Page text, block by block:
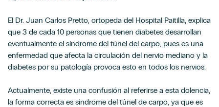
El Dr. Juan Carlos Pretto, ortopeda del Hospital Paitilla, explica
que 3 de cada 10 personas que tienen diabetes desarrollan
eventualmente el síndrome del túnel del carpo, pues es una
enfermedad que afecta la circulación del nervio mediano y la
diabetes por su patología provoca esto en todos los nervios.
Actualmente, existe una confusión al referirse a esta dolencia,
la forma correcta es síndrome del túnel de carpo, ya que es